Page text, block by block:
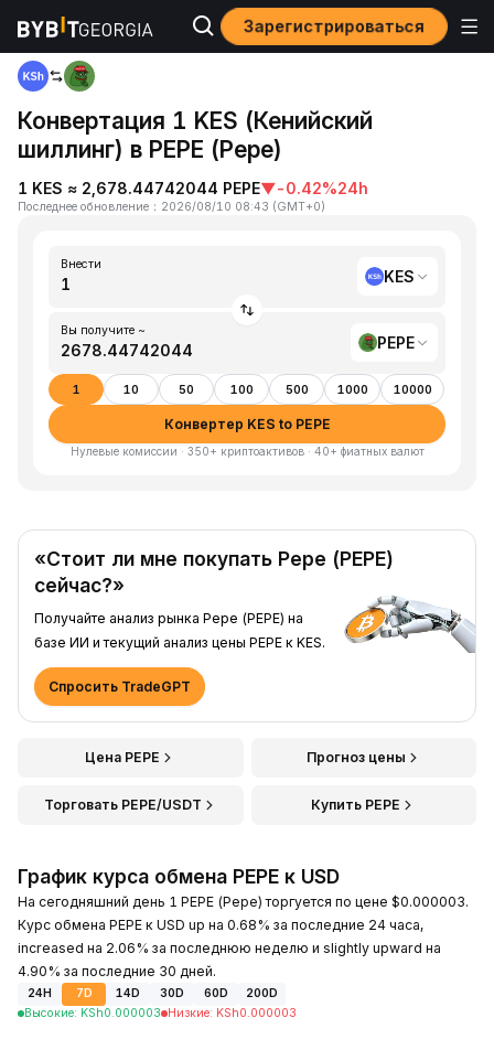
Зарегистрироваться
Home KES to PEPE
Конвертация 1 KES (Кенийский
шиллинг) в PEPE (Pepe)
1 KES ≈ 2,678.44742044 PEPE▼-0.42%24h
Последнее обновление ： 2026/08/10 08:43 (GMT+0)
Внести
KES
Вы получите ~
PEPE
1 10 50 100 500 1000 10000
Конвертер KES to PEPE
Нулевые комиссии · 350+ криптоактивов · 40+ фиатных валют
«Стоит ли мне покупать Pepe (PEPE)
сейчас?»
Получайте анализ рынка Pepe (PEPE) на
базе ИИ и текущий анализ цены PEPE к KES.
Спросить TradeGPT
Цена PEPE Прогноз цены
Торговать PEPE/USDT Купить PEPE
График курса обмена PEPE к USD
На сегодняшний день 1 PEPE (Pepe) торгуется по цене $0.000003.
Курс обмена PEPE к USD up на 0.68% за последние 24 часа,
increased на 2.06% за последнюю неделю и slightly upward на
4.90% за последние 30 дней.
24H 7D 14D 30D 60D
200D
Высокие: KSh0.000003 Низкие: KSh0.000003